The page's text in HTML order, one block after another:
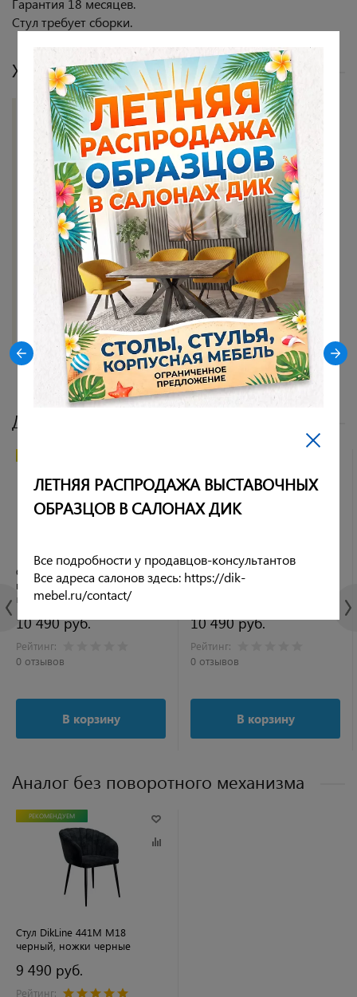
Гарантия 18 месяцев.
Стул требует сборки.
Характеристики
Цвет опор
Черный
Цвет сидения
черный
Материал опор
Металл
Материал сидения
Микровелюр
Материал обивки
Микровелюр
Показать все
Другие цвета
Стул DikLine 442М
поворотный, M19 бирюза,
ножки черные
10 490 руб.
Рейтинг:
0 отзывов
В корзину
Стул DikLine 442М
поворотный, M14 серый,
10 490 руб.
Рейтинг:
0 отзывов
В корзину
Аналог без поворотного механизма
РЕКОМЕНДУЕМ
Стул DikLine 441М M18
черный, ножки черные
9 490 руб.
Рейтинг:
ЛЕТНЯЯ РАСПРОДАЖА ВЫСТАВОЧНЫХ
ОБРАЗЦОВ В САЛОНАХ ДИК
Все подробности у продавцов-консультантов
Все адреса салонов здесь: https://dik-
mebel.ru/contact/